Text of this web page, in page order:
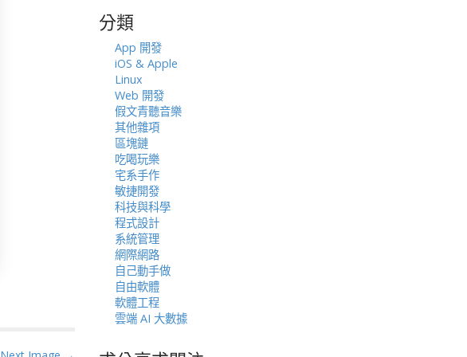
字:
分類
App 開發
iOS & Apple
Linux
Web 開發
假文青聽音樂
其他雜項
區塊鏈
吃喝玩樂
宅系手作
敏捷開發
科技與科學
程式設計
系統管理
網際網路
自己動手做
自由軟體
軟體工程
雲端 AI 大數據